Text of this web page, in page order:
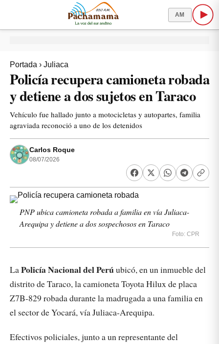
AM
Portada › Juliaca
Policía recupera camioneta robada
y detiene a dos sujetos en Taraco
Vehículo fue hallado junto a motocicletas y autopartes, familia
agraviada reconoció a uno de los detenidos
Carlos Roque
08/07/2026
PNP ubica camioneta robada a familia en vía Juliaca-
Arequipa y detiene a dos sospechosos en Taraco
Foto: CPR
LaPolicía Nacional del Perúubicó, en un inmueble del
distrito de Taraco, la camioneta Toyota Hilux de placa
Z7B-829 robada durante la madrugada a una familia en
el sector de Yocará, vía Juliaca-Arequipa.
Efectivos policiales, junto a un representante del